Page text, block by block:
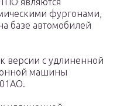
фургонами,
базе автомобилей
версии с удлиненной
машины